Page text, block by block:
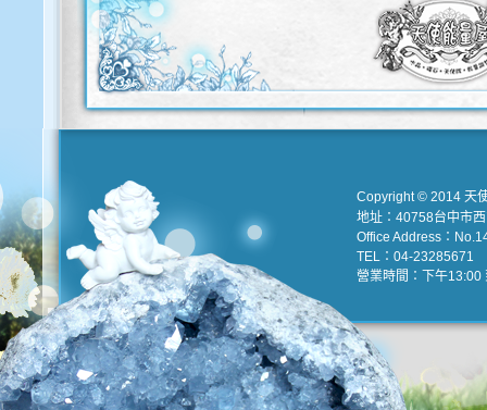
Copyright © 2014 天
地址：40758台中市
Office Address：
TEL：04-23285671
營業時間：下午13:00